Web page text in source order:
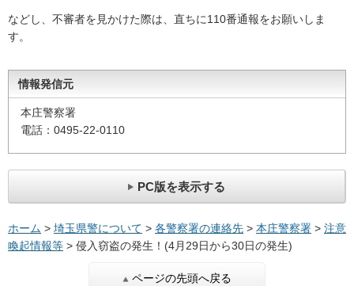
などし、不審者を見かけた際は、直ちに110番通報をお願いしま
す。
情報発信元
本庄警察署
電話：0495-22-0110
PC版を表示する
ホーム > 埼玉県警について > 各警察署の連絡先 > 本庄警察署 > 注意
喚起情報等 > 侵入窃盗の発生！(4月29日から30日の発生)
ページの先頭へ戻る